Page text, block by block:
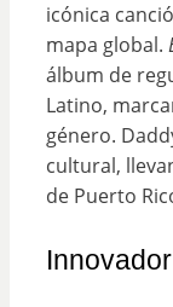
icónica
mapa global.
álbum de
Latino,
género.
cultural,
de Puerto